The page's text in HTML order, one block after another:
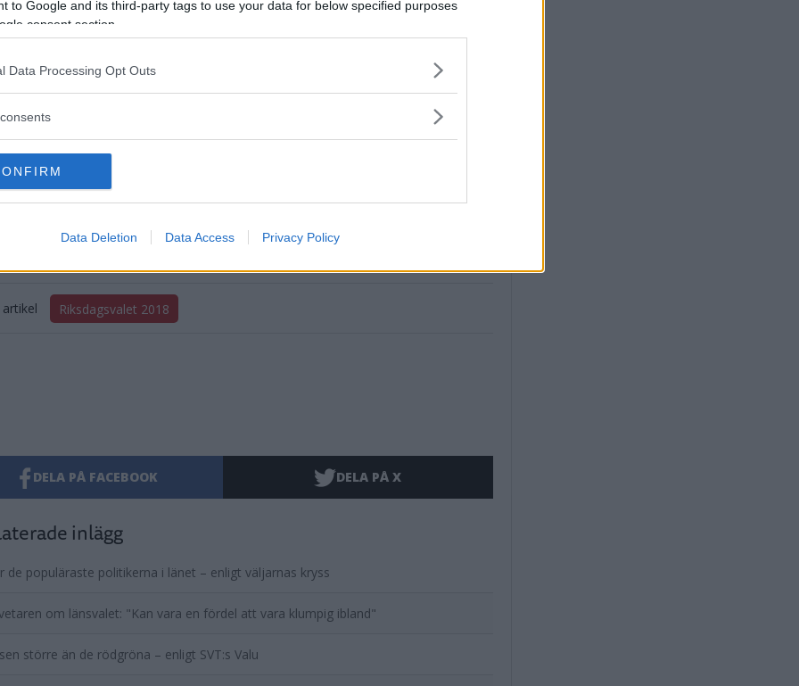
to Google and its third-party tags to use your data for below specified purposes
consent section.
Data Processing Opt Outs
Data Deletion Data Access Privacy Policy
2,8 % (-1,7)
86,0 % (+1,1)
076 815 45 71
Riksdagsvalet 2018
DELA PÅ FACEBOOK DELA PÅ X
inlägg
de populäraste politikerna i länet – enligt väljarnas kryss
om länsvalet: "Kan vara en fördel att vara klumpig ibland"
större än de rödgröna – enligt SVT:s Valu